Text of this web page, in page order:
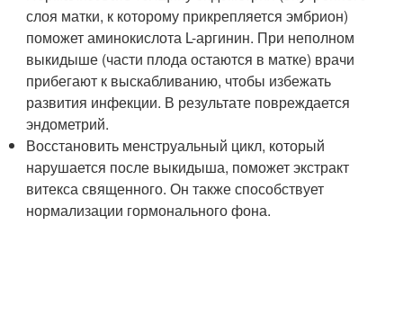
слоя матки, к которому прикрепляется эмбрион)
поможет аминокислота L-аргинин. При неполном
выкидыше (части плода остаются в матке) врачи
прибегают к выскабливанию, чтобы избежать
развития инфекции. В результате повреждается
эндометрий.
Восстановить менструальный цикл, который
нарушается после выкидыша, поможет экстракт
витекса священного. Он также способствует
нормализации гормонального фона.